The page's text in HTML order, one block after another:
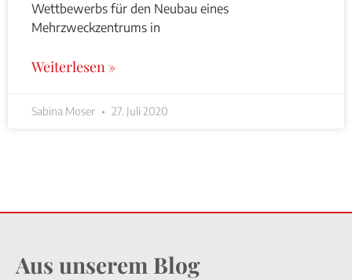
Wettbewerbs für den Neubau eines
Mehrzweckzentrums in
Weiterlesen »
Sabina Moser 27. Juli 2020
Aus unserem Blog